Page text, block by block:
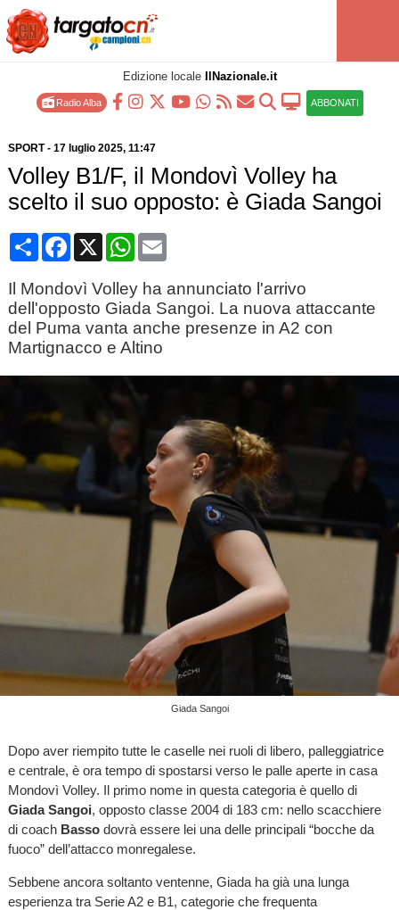
Edizione locale IlNazionale.it
Radio Alba ABBONATI
SPORT- 17 luglio 2025, 11:47
Volley B1/F, il Mondovì Volley ha
scelto il suo opposto: è Giada Sangoi
CondividiFacebook
X WhatsApp
Email
Il Mondovì Volley ha annunciato l'arrivo
dell'opposto Giada Sangoi. La nuova attaccante
del Puma vanta anche presenze in A2 con
Martignacco e Altino
Giada Sangoi
Dopo aver riempito tutte le caselle nei ruoli di libero, palleggiatrice
e centrale, è ora tempo di spostarsi verso le palle aperte in casa
Mondovì Volley. Il primo nome in questa categoria è quello di
Giada Sangoi, opposto classe 2004 di 183 cm: nello scacchiere
di coach Basso dovrà essere lei una delle principali “bocche da
fuoco” dell’attacco monregalese.
Sebbene ancora soltanto ventenne, Giada ha già una lunga
esperienza tra Serie A2 e B1, categorie che frequenta